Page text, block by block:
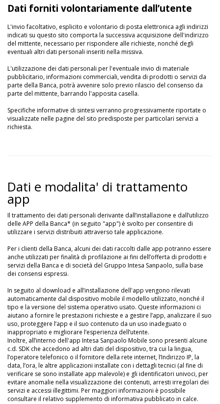
Dati forniti volontariamente dall’utente
L'invio facoltativo, esplicito e volontario di posta elettronica agli indirizzi
indicati su questo sito comporta la successiva acquisizione dell'indirizzo
del mittente, necessario per rispondere alle richieste, nonché degli
eventuali altri dati personali inseriti nella missiva.
L'utilizzazione dei dati personali per l'eventuale invio di materiale
pubblicitario, informazioni commerciali, vendita di prodotti o servizi da
parte della Banca, potrà avvenire solo previo rilascio del consenso da
parte del mittente, barrando l'apposita casella.
Specifiche informative di sintesi verranno progressivamente riportate o
visualizzate nelle pagine del sito predisposte per particolari servizi a
richiesta.
Dati e modalita' di trattamento
app
Il trattamento dei dati personali derivante dall’installazione e dall’utilizzo
delle APP della Banca* (in seguito "app") è svolto per consentire di
utilizzare i servizi distribuiti attraverso tale applicazione.
Per i clienti della Banca, alcuni dei dati raccolti dalle app potranno essere
anche utilizzati per finalità di profilazione ai fini dell’offerta di prodotti e
servizi della Banca e di società del Gruppo Intesa Sanpaolo, sulla base
dei consensi espressi.
In seguito al download e all’installazione dell'app vengono rilevati
automaticamente dal dispositivo mobile il modello utilizzato, nonché il
tipo e la versione del sistema operativo usato. Queste informazioni ci
aiutano a fornire le prestazioni richieste e a gestire l’app, analizzare il suo
uso, proteggere l’app e il suo contenuto da un uso inadeguato o
inappropriato e migliorare l’esperienza dell’utente.
Inoltre, all’interno dell'app Intesa Sanpaolo Mobile sono presenti alcune
c.d. SDK che accedono ad altri dati del dispositivo, tra cui la lingua,
l’operatore telefonico o il fornitore della rete internet, l’Indirizzo IP, la
data, l’ora, le altre applicazioni installate con i dettagli tecnici (al fine di
verificare se sono installate app malevole) e gli identificatori univoci, per
evitare anomalie nella visualizzazione dei contenuti, arresti irregolari dei
servizi e accessi illegittimi. Per maggiori informazioni è possibile
consultare il relativo supplemento di informativa pubblicato in calce.